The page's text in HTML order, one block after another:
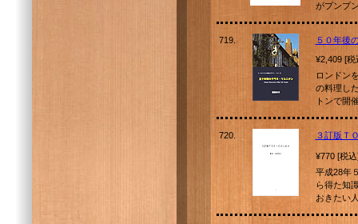
がプンプ
719.
５０年後
¥2,409 [
ロンドン
の料理し
トンで開
720. ３訂版Ｔ
¥770 [税
平成28年
ら得た知
おきたい